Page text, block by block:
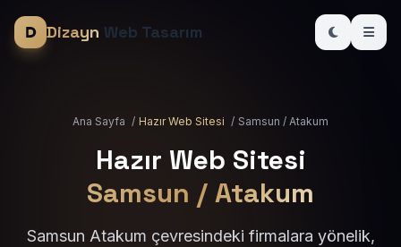
Dizayn Web Tasarım
Ana Sayfa / Hazır Web Sitesi / Samsun / Atakum
Hazır Web Sitesi
Samsun / Atakum
Samsun Atakum çevresindeki firmalara yönelik,